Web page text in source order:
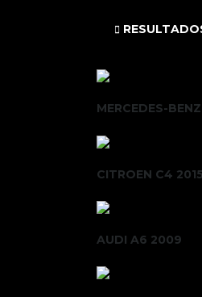
MERCEDES-
CITROEN C4 2015
AUDI A6 2009